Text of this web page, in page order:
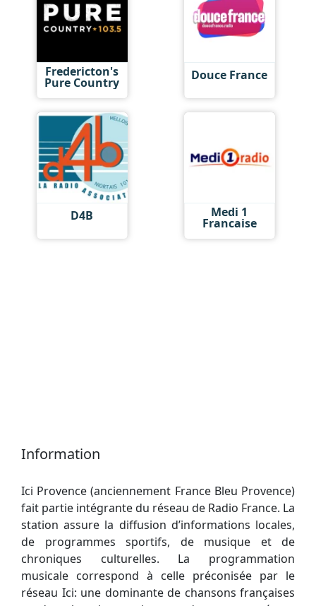
Fredericton's
Pure Country Douce France
D4B Medi 1
Francaise
Information
Ici Provence (anciennement France Bleu Provence)
fait partie intégrante du réseau de Radio France. La
station assure la diffusion d’informations locales,
de programmes sportifs, de musique et de
chroniques culturelles. La programmation
musicale correspond à celle préconisée par le
réseau Ici: une dominante de chansons françaises